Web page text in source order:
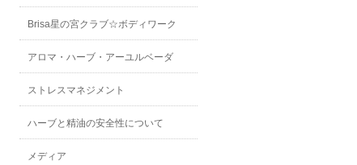
Brisa星の宮クラブ☆ボディワーク
アロマ・ハーブ・アーユルベーダ
ストレスマネジメント
ハーブと精油の安全性について
メディア